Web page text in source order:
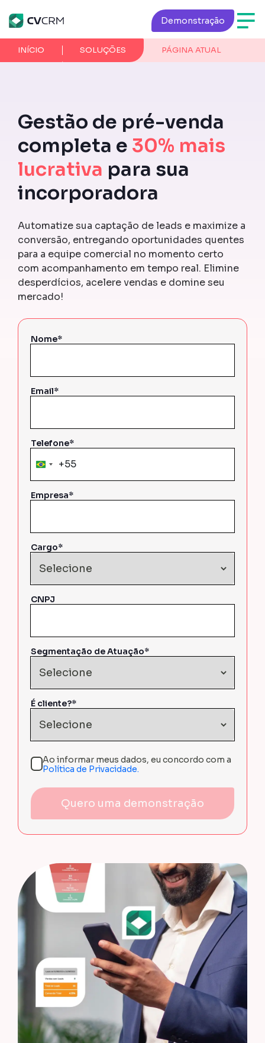
Demonstração
PÁGINA ATUAL
SOLUÇÕES
INÍCIO
Gestão de pré-venda
completa e 30% mais
lucrativa para sua
incorporadora
Automatize sua captação de leads e maximize a
conversão, entregando oportunidades quentes
para a equipe comercial no momento certo
com acompanhamento em tempo real. Elimine
desperdícios, acelere vendas e domine seu
mercado!
Nome*
Email*
Telefone*
Brazil
+55
+55
Empresa*
Cargo*
CNPJ
Segmentação de Atuação*
É cliente?*
Ao informar meus dados, eu concordo com a
Política de Privacidade.
Quero uma demonstração